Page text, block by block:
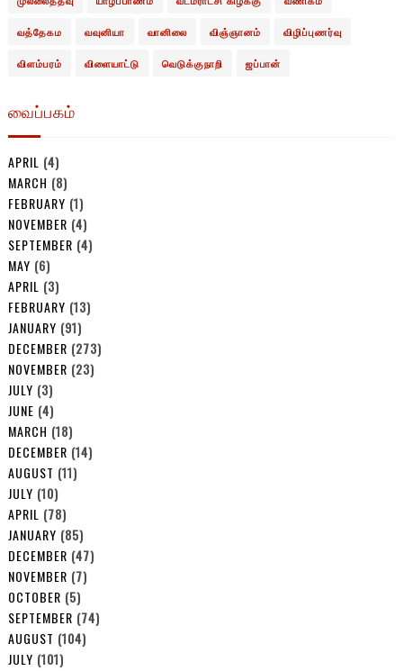
வத்தேகம வவுனியா வானிலை விஞ்ஞானம் விழிப்புணர்வு
விளம்பரம் விளையாட்டு வெடுக்குநாறி ஜப்பான்
வைப்பகம்
APRIL (4)
MARCH (8)
FEBRUARY (1)
NOVEMBER (4)
SEPTEMBER (4)
MAY (6)
APRIL (3)
FEBRUARY (13)
JANUARY (91)
DECEMBER (273)
NOVEMBER (23)
JULY (3)
JUNE (4)
MARCH (18)
DECEMBER (14)
AUGUST (11)
JULY (10)
APRIL (78)
JANUARY (85)
DECEMBER (47)
NOVEMBER (7)
OCTOBER (5)
SEPTEMBER (74)
AUGUST (104)
JULY (101)